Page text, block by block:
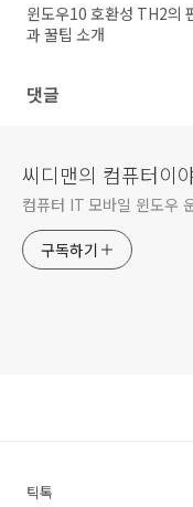
윈도우10 호환성 TH2의
과 꿀팁 소개
댓글
씨디맨의 컴퓨터이
컴퓨터 IT 모바일 윈도우
구독하기
틱톡